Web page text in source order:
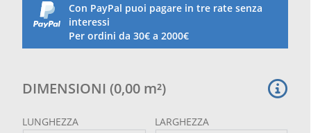
Con PayPal puoi pagare in tre rate senza
interessi
Per ordini da 30€ a 2000€
DIMENSIONI (0,00 m²)
LUNGHEZZA LARGHEZZA